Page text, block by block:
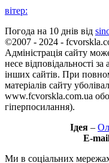
вітер:
Погода на 10 днів від
©2007 - 2024 -
Адміністрація сайту
несе відповідальності
інших сайтів. При
матеріалів сайту
www.fcvorskla.com.ua
гіперпосилання).
Ідея –
E-
Ми в соціальних